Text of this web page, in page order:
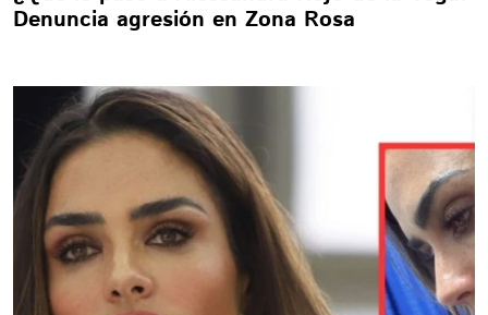
Denuncia agresión en Zona Rosa